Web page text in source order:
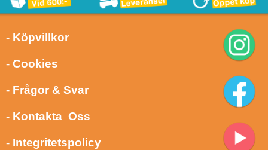
- Köpvillkor
- Cookies
- Frågor & Svar
- Kontakta Oss
- Integritetspolicy